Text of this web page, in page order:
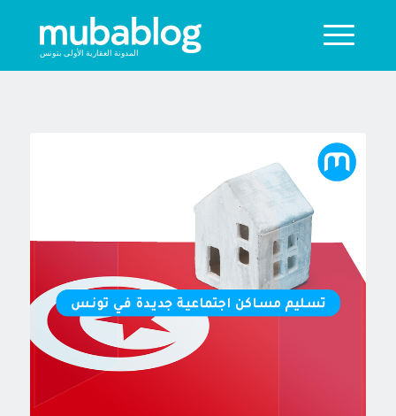
المدونة العقارية الأولى بتونس